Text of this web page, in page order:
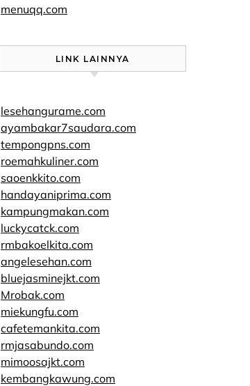
menuqq.com
LINK LAINNYA
lesehangurame.com
ayambakar7saudara.com
tempongpns.com
roemahkuliner.com
saoenkkito.com
handayaniprima.com
kampungmakan.com
luckycatck.com
rmbakoelkita.com
angelesehan.com
bluejasminejkt.com
Mrobak.com
miekungfu.com
cafetemankita.com
rmjasabundo.com
mimoosajkt.com
kembangkawung.com